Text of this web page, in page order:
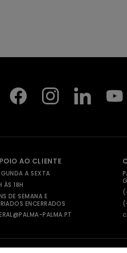
AO CLIENTE
A SEXTA
ÀS 18H
DE SEMANA E
ENCERRADOS
PALMA.PT